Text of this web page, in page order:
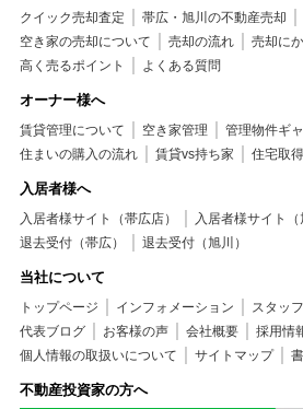
クイック売却査定 帯広・旭川の不動産売却
空き家の売却について
売却の流れ
売却に
高く売るポイント
よくある質問
オーナー様へ
賃貸管理について 空き家管理 管理物件ギ
住まいの購入の流れ
賃貸vs持ち家 住宅取
入居者様へ
入居者様サイト（帯広店）
入居者様サイト（
退去受付（帯広）
退去受付（旭川）
当社について
トップページ インフォメーション スタッ
代表ブログ
お客様の声 会社概要 採用情
個人情報の取扱いについて
サイトマップ
不動産投資家の方へ